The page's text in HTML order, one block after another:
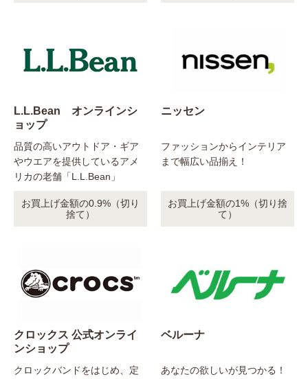
L.L.Bean オンラインシ
ョップ
品質の高いアウトドア・ギア
やウエアを提供しているアメ
リカの老舗「L.L.Bean」
お買上げ金額の0.9%（切り
捨て）
ニッセン
ファッションからインテリア
まで幅広い品揃え！
お買上げ金額の1%（切り捨
て）
クロックス 公式オンライ
ンショップ
クロックバンドをはじめ、定
ベルーナ
あなたの欲しいが見つかる！